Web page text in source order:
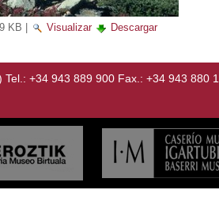
KB Visualizar Descargar
+34 943 889 900 Fax.: +34 943 880